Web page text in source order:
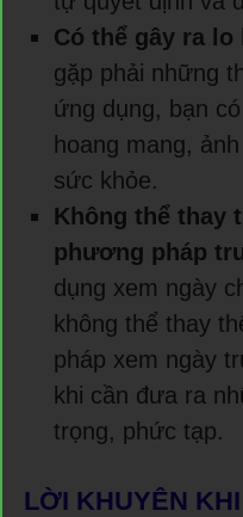
Có thể gây ra lo
gặp phải những
ứng dụng, bạn
hoang mang,
sức khỏe.
Không thể thay
phương pháp
dụng xem ngày
không thể thay
pháp xem ngày
khi cần đưa ra
trọng, phức tạp.
LỜI KHUYÊN